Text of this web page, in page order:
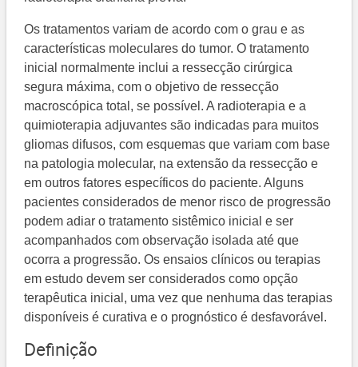
Os tratamentos variam de acordo com o grau e as
características moleculares do tumor. O tratamento
inicial normalmente inclui a ressecção cirúrgica
segura máxima, com o objetivo de ressecção
macroscópica total, se possível. A radioterapia e a
quimioterapia adjuvantes são indicadas para muitos
gliomas difusos, com esquemas que variam com base
na patologia molecular, na extensão da ressecção e
em outros fatores específicos do paciente. Alguns
pacientes considerados de menor risco de progressão
podem adiar o tratamento sistêmico inicial e ser
acompanhados com observação isolada até que
ocorra a progressão. Os ensaios clínicos ou terapias
em estudo devem ser considerados como opção
terapêutica inicial, uma vez que nenhuma das terapias
disponíveis é curativa e o prognóstico é desfavorável.
Definição